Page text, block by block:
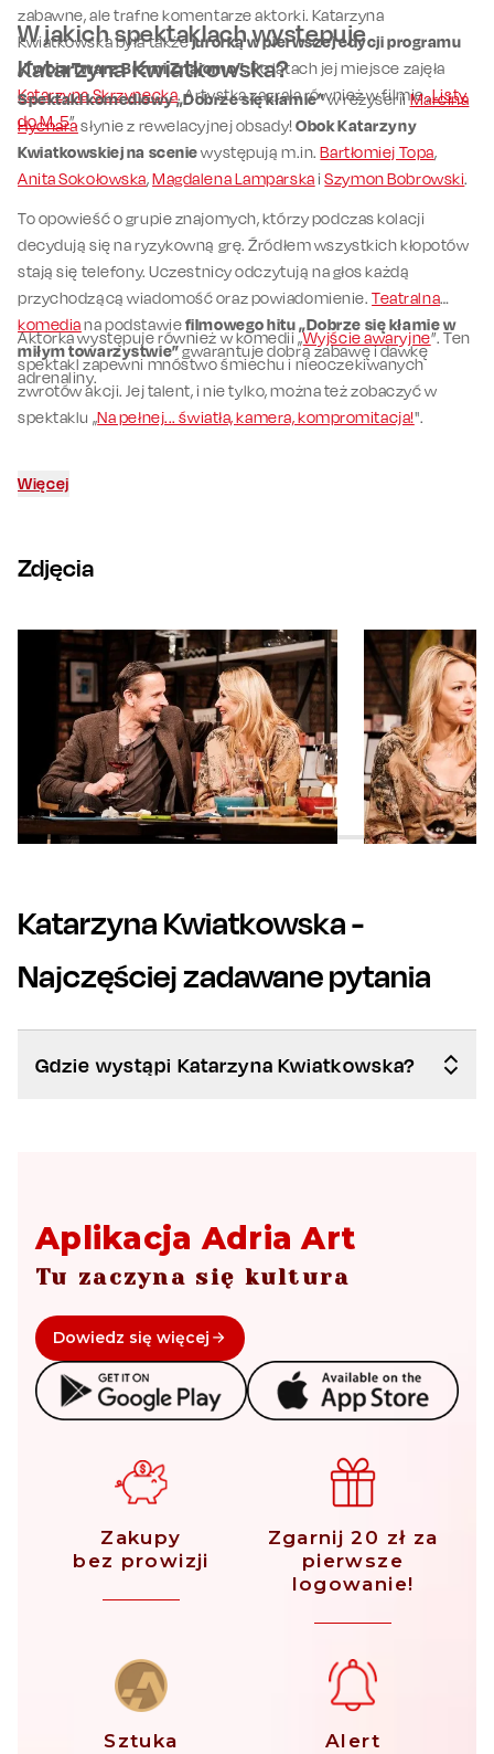
zabawne, ale trafne komentarze aktorki. Katarzyna
Kwiatkowska była takżejurorką w pierwszej edycji programu
„Twoja Twarz Brzmi Znajomo”. Po latach jej miejsce zajęła
Katarzyna Skrzynecka. Artystka zagrała również w filmie „Listy
do M. 5”.
W jakich spektaklach występuje
Katarzyna Kwiatkowska?
Spektakl komediowy „Dobrze się kłamie”w reżyseriiMarcina
Hycnarasłynie z rewelacyjnej obsady!Obok Katarzyny
Kwiatkowskiej na sceniewystępują m.in.Bartłomiej Topa,
Anita Sokołowska,Magdalena LamparskaiSzymon Bobrowski.
To opowieść o grupie znajomych, którzy podczas kolacji
decydują się na ryzykowną grę. Źródłem wszystkich kłopotów
stają się telefony. Uczestnicy odczytują na głos każdą
przychodzącą wiadomość oraz powiadomienie.Teatralna
komediana podstawiefilmowego hitu „Dobrze się kłamie w
miłym towarzystwie”gwarantuje dobrą zabawę i dawkę
adrenaliny.
Aktorka występuje również w komedii „Wyjście awaryjne”. Ten
spektakl zapewni mnóstwo śmiechu i nieoczekiwanych
zwrotów akcji. Jej talent, i nie tylko, można też zobaczyć w
spektaklu „Na pełnej... światła, kamera, kompromitacja!".
Więcej
Zdjęcia
Katarzyna Kwiatkowska-
Najczęściej zadawane pytania
Gdzie wystąpi Katarzyna Kwiatkowska?
Aplikacja Adria Art
Tu zaczyna się kultura
Dowiedz się więcej
Zakupy
bez prowizji
Zgarnij 20 zł za
pierwsze
logowanie!
Sztuka
Alert